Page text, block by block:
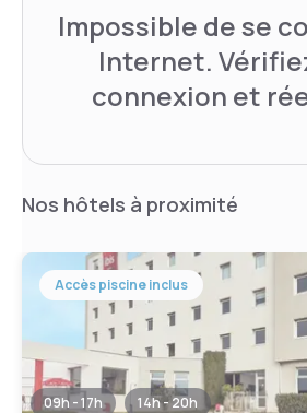
Impossible de se
Internet.
connexion et
Nos hôtels à proximité
Accès piscine inclus
09h - 17h 14h - 20h